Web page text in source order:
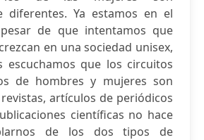
diferentes. Ya estamos en el
de que intentamos que
en una sociedad unisex,
escuchamos que los circuitos
de hombres y mujeres son
artículos de periódicos
científicas no hace
de los dos tipos de